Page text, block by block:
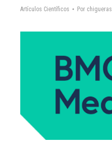
Artículos Científicos Por chigueras